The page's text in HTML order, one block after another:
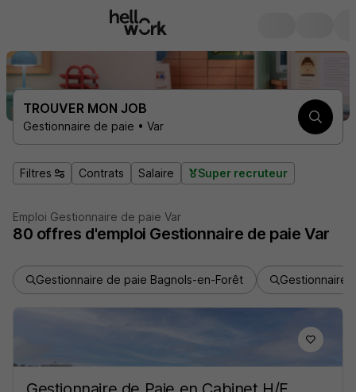
TROUVER MON JOB
Gestionnaire de paie • Var
Filtres Contrats Salaire Super recruteur
Emploi Gestionnaire de paie Var
80 offres d'emploi Gestionnaire de paie Var
Gestionnaire de paie Bagnols-en-Forêt Gestionnaire